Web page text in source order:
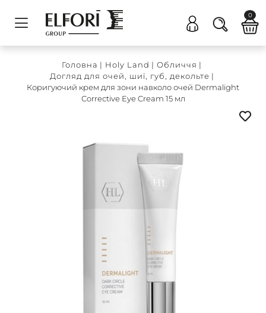
0
Головна | Holy Land | Обличчя |
Догляд для очей, шиї, губ, декольте |
Коригуючий крем для зони навколо очей Dermalight
Corrective Eye Cream 15 мл